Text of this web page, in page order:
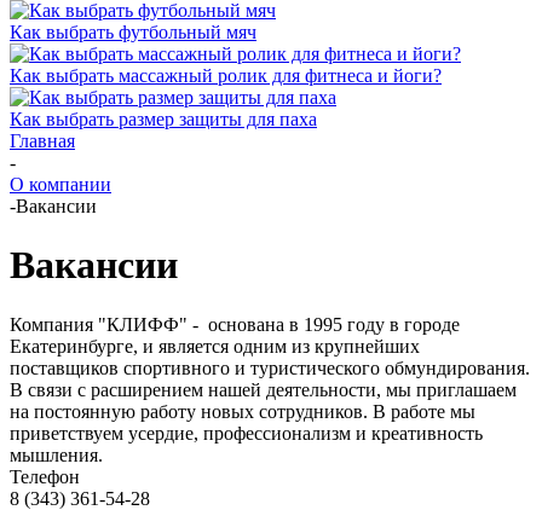
Как выбрать футбольный мяч
Как выбрать массажный ролик для фитнеса и йоги?
Как выбрать размер защиты для паха
Главная
-
О компании
-Вакансии
Вакансии
Компания "КЛИФФ" - основана в 1995 году в городе
Екатеринбурге, и является одним из крупнейших
поставщиков спортивного и туристического обмундирования.
В связи с расширением нашей деятельности, мы приглашаем
на постоянную работу новых сотрудников. В работе мы
приветствуем усердие, профессионализм и креативность
мышления.
Телефон
8 (343) 361-54-28